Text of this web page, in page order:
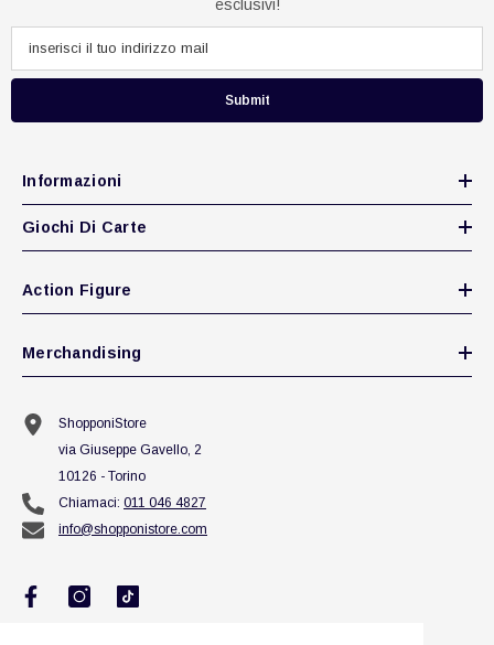
esclusivi!
Submit
Informazioni
Giochi Di Carte
Action Figure
Merchandising
ShopponiStore
via Giuseppe Gavello, 2
10126 - Torino
Chiamaci: 011 046 4827
info@shopponistore.com